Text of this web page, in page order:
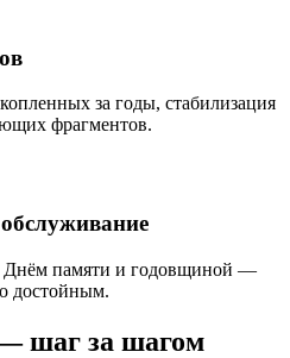
за годы, стабилизация
фрагментов.
Днём памяти и годовщиной —
достойным.
шаг за шагом